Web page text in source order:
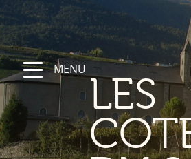
MENU
LES